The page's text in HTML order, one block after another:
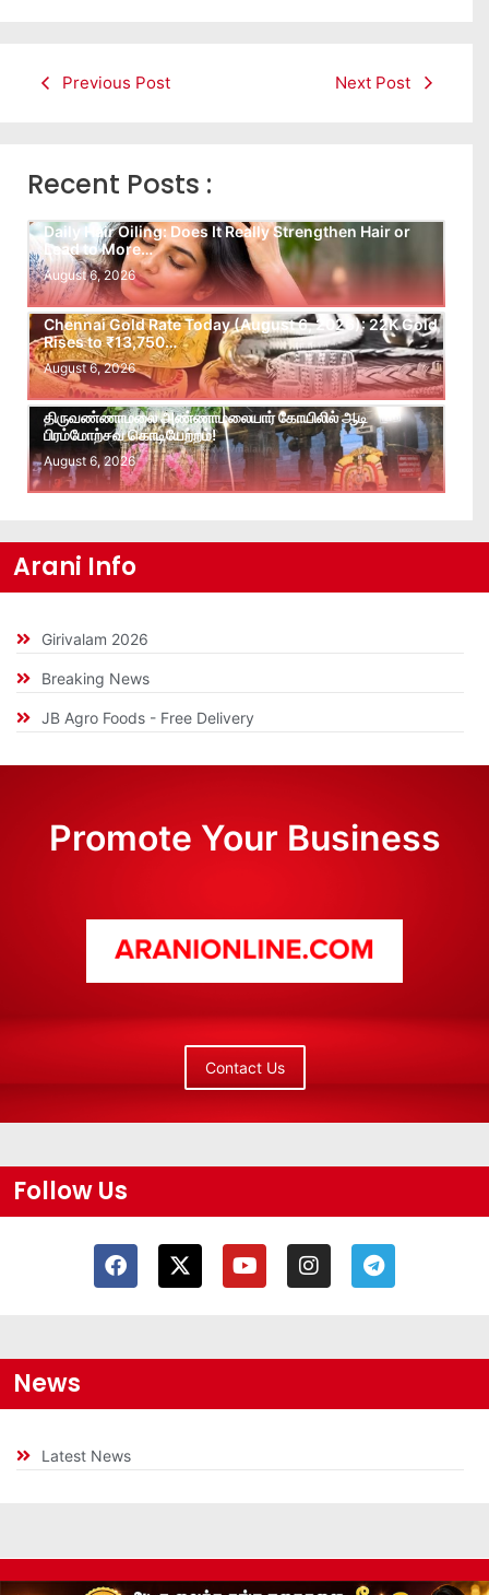
Previous Post Next Post
Recent Posts :
Daily Hair Oiling: Does It Really Strengthen Hair or
Lead to More…
August 6, 2026
Chennai Gold Rate Today (August 6, 2026): 22K Gold
Rises to ₹13,750…
August 6, 2026
திருவண்ணாமலை அண்ணாமலையார் கோயிலில் ஆடி
பிரம்மோற்சவ கொடியேற்றம்!
August 6, 2026
Arani Info
Girivalam 2026
Breaking News
JB Agro Foods - Free Delivery
Promote Your Business
Contact Us
Follow Us
News
Latest News